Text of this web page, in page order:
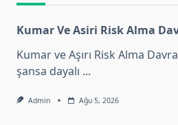
Kumar Ve Asiri Risk Alma
Kumar ve Aşırı Risk Alma
şansa dayalı ...
Admin Ağu 5, 2026